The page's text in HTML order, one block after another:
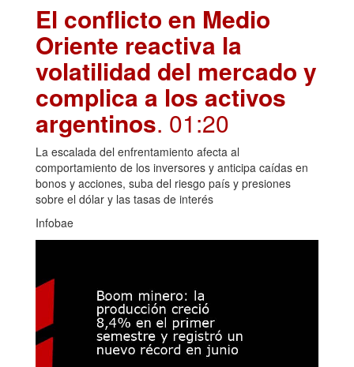
El conflicto en Medio
Oriente reactiva la
volatilidad del mercado y
complica a los activos
argentinos. 01:20
La escalada del enfrentamiento afecta al
comportamiento de los inversores y anticipa caídas en
bonos y acciones, suba del riesgo país y presiones
sobre el dólar y las tasas de interés
Infobae